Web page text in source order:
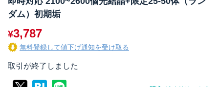
ダム）初期垢
¥3,787
無料登録して値下げ通知を受け取る
取引が終了しました